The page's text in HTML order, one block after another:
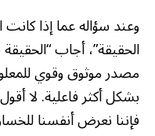
وعند سؤاله عما إذا
الحقيقة”، أجاب
مصدر موثوق وقوي
بشكل أكثر فاعلية. لا
فإننا نعرض أنفسنا